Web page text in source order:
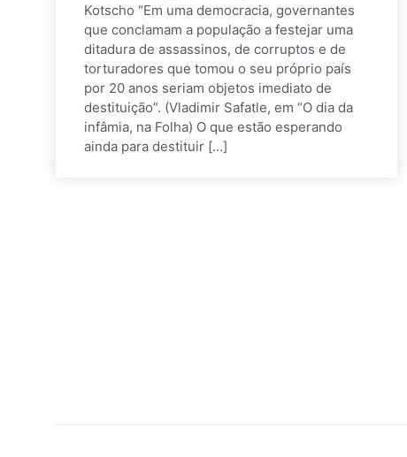
Kotscho “Em uma democracia, governantes
que conclamam a população a festejar uma
ditadura de assassinos, de corruptos e de
torturadores que tomou o seu próprio país
por 20 anos seriam objetos imediato de
destituição”. (Vladimir Safatle, em “O dia da
infâmia, na Folha) O que estão esperando
ainda para destituir […]